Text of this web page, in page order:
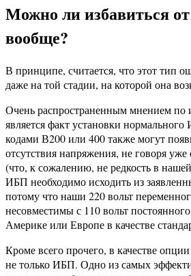
Можно ли избавиться
вообще?
В принципе, считается, что этот тип
даже на той стадии, на которой она
Очень распространенным мнением по
является факт установки
кодами В200 или 400 также могут
отсутствия напряжения, не говоря
(что, к сожалению, не редкость в
ИБП необходимо исходить из
потому что наши 220 вольт
несовместимы с 110 вольт
Америке или Европе в качестве
Кроме всего прочего, в качестве
не только ИБП. Одно из самых